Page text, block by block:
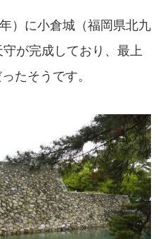
）に小倉城（福岡県北九
が完成しており、最上
たそうです。